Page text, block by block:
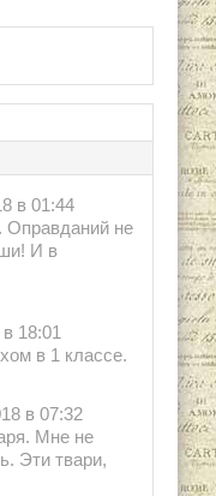
в 01:44
Оправданий не
И в
18:01
в 1 классе.
в 07:32
Мне не
Эти твари,